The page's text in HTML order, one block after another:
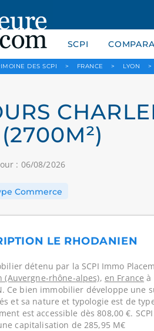
SCPI
DES SCPI > FRANCE > LYON >
: 06/08/2026
Commerce
LE RHODANIEN
détenu par la SCPI Immo
(Auvergne-rhône-alpes), en France à
Ce bien immobilier développe une
et sa nature et typologie est de
est accessible dès 808,00 €.
capitalisation de 285,95 M€